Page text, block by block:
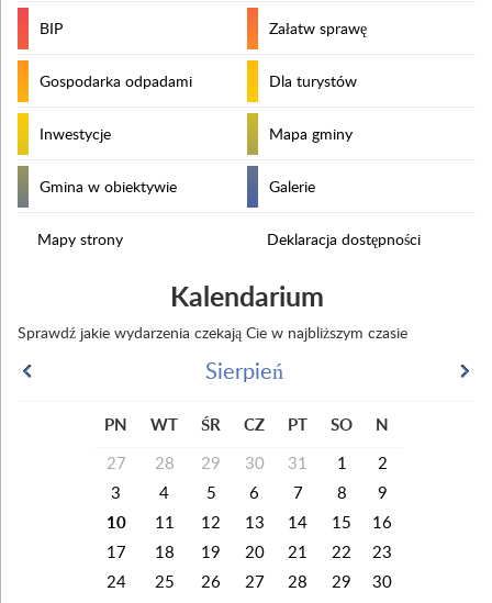
BIP Załatw sprawę
Gospodarka odpadami Dla turystów
Inwestycje Mapa gminy
Gmina w obiektywie Galerie
Mapy strony Deklaracja dostępności
Kalendarium
Sprawdź jakie wydarzenia czekają Cie w najbliższym czasie
Sierpień
PN WT ŚR CZ PT SO N
27 28 29 30 31 1
2
3
4 5 6 7 8 9
10 11 12 13 14 15
16
17
18 19 20 21 22
23
24
25 26 27 28 29
30